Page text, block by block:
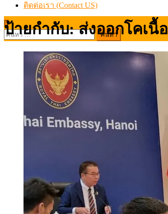
ติดต่อเรา (Contact US)
ค้นหา
ป้ายกำกับ:ส่งออกโคเนื้อ